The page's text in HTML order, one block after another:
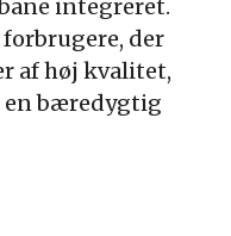
integreret.
der
af høj kvalitet,
en bæredygtig